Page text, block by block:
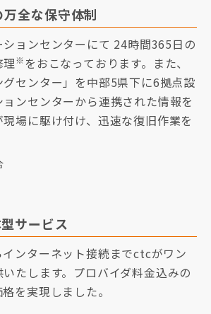
全な保守体制
ョンセンターにて 24時間365日の
※ をおこなっております。また、
グセンター」を中部5県下に6拠点設
ンセンターから連携された情報を
場に駆け付け、迅速な復旧作業を
サービス
ンターネット接続までctcがワン
たします。プロバイダ料金込みの
を実現しました。